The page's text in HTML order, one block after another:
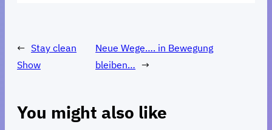
← Stay clean
Show
Neue Wege…. in Bewegung
bleiben… →
You might also like